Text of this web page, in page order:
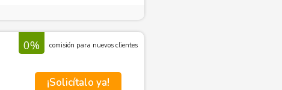
0% comisión para nuevos clientes
¡Solicítalo ya!